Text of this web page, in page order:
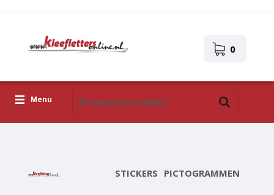
0
Menu
STICKERS PICTOGRAMMEN